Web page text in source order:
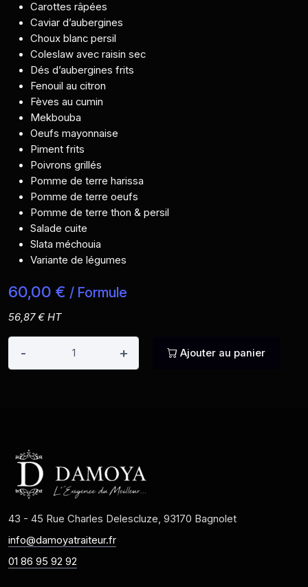
Carottes râpées
Caviar d’aubergines
Choux blanc persil
Coleslaw avec raisin sec
Dés d’aubergines frits
Fenouil au citron
Fèves au cumin
Mekbouba
Oeufs mayonnaise
Piment frits
Poivrons grillés
Pomme de terre harissa
Pomme de terre oeufs
Pomme de terre thon & persil
Salade cuite
Slata méchouia
Variante de légumes
60,00 € / Formule
56,87 € HT
- + Ajouter au panier
43 - 45 Rue Charles Delescluze, 93170 Bagnolet
info@damoyatraiteur.fr
01 86 95 92 92